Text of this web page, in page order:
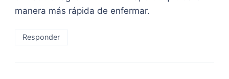
manera más rápida de enfermar.
Responder